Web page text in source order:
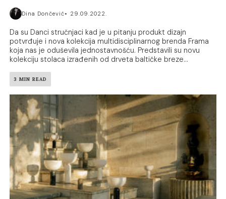
Dina Dončević 29.09.2022.
Da su Danci stručnjaci kad je u pitanju produkt dizajn
potvrđuje i nova kolekcija multidisciplinarnog brenda Frama
koja nas je oduševila jednostavnošću. Predstavili su novu
kolekciju stolaca izrađenih od drveta baltičke breze...
3 MIN READ